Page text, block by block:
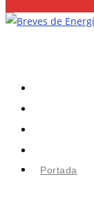
Portada